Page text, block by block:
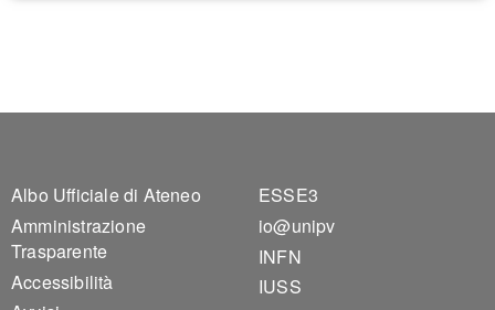
Footer 1
Albo Ufficiale di Ateneo
Amministrazione
Trasparente
Accessibilità
Footer 2
ESSE3
io@unipv
INFN
IUSS